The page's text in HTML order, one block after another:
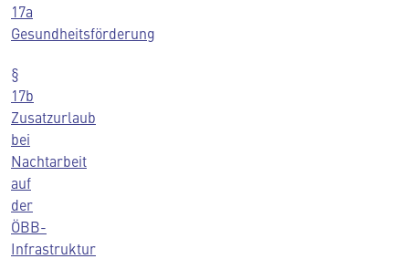
17a
Gesundheitsförderung
§
17b
Zusatzurlaub
bei
Nachtarbeit
auf
der
ÖBB-
Infrastruktur